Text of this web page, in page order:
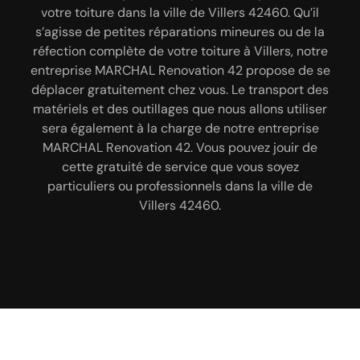
votre toiture dans la ville de Villers 42460. Qu’il
s’agisse de petites réparations mineures ou de la
réfection complète de votre toiture à Villers, notre
entreprise MARCHAL Renovation 42 propose de se
déplacer gratuitement chez vous. Le transport des
matériels et des outillages que nous allons utiliser
sera également à la charge de notre entreprise
MARCHAL Renovation 42. Vous pouvez jouir de
cette gratuité de service que vous soyez
particuliers ou professionnels dans la ville de
Villers 42460.
demande de devis. Avec ce document vous allez
avoir connaissance des dépenses à prévoir, de la
durée des travaux, du coût de notre main-d’œuvre,
etc. Pour ce faire, vous n’aurez qu’à remplir notre
formulaire de demande de devis avec vos
coordonnées, le type de toiture que vous avez, etc.
Ce devis et gratuit et sans engagement de votre
part. Nous allons vous envoyer une réponse bien
détaillée en moins de 24 heures.
régulier, le faîtage peut se détériorer, montrer des
signes de fuites. Et si vous avez des problèmes
avec votre faîtage à Villers ; pensez à faire appel au
service de notre entreprise MARCHAL Renovation
42 pour s’en occuper. Nos artisans couvreurs
42460 peuvent vous fournir un travail qui répond
aux normes en vigueur. Votre faîtage assurera une
étanchéité optimale à votre toiture suite à
l’intervention de MARCHAL Renovation 42.